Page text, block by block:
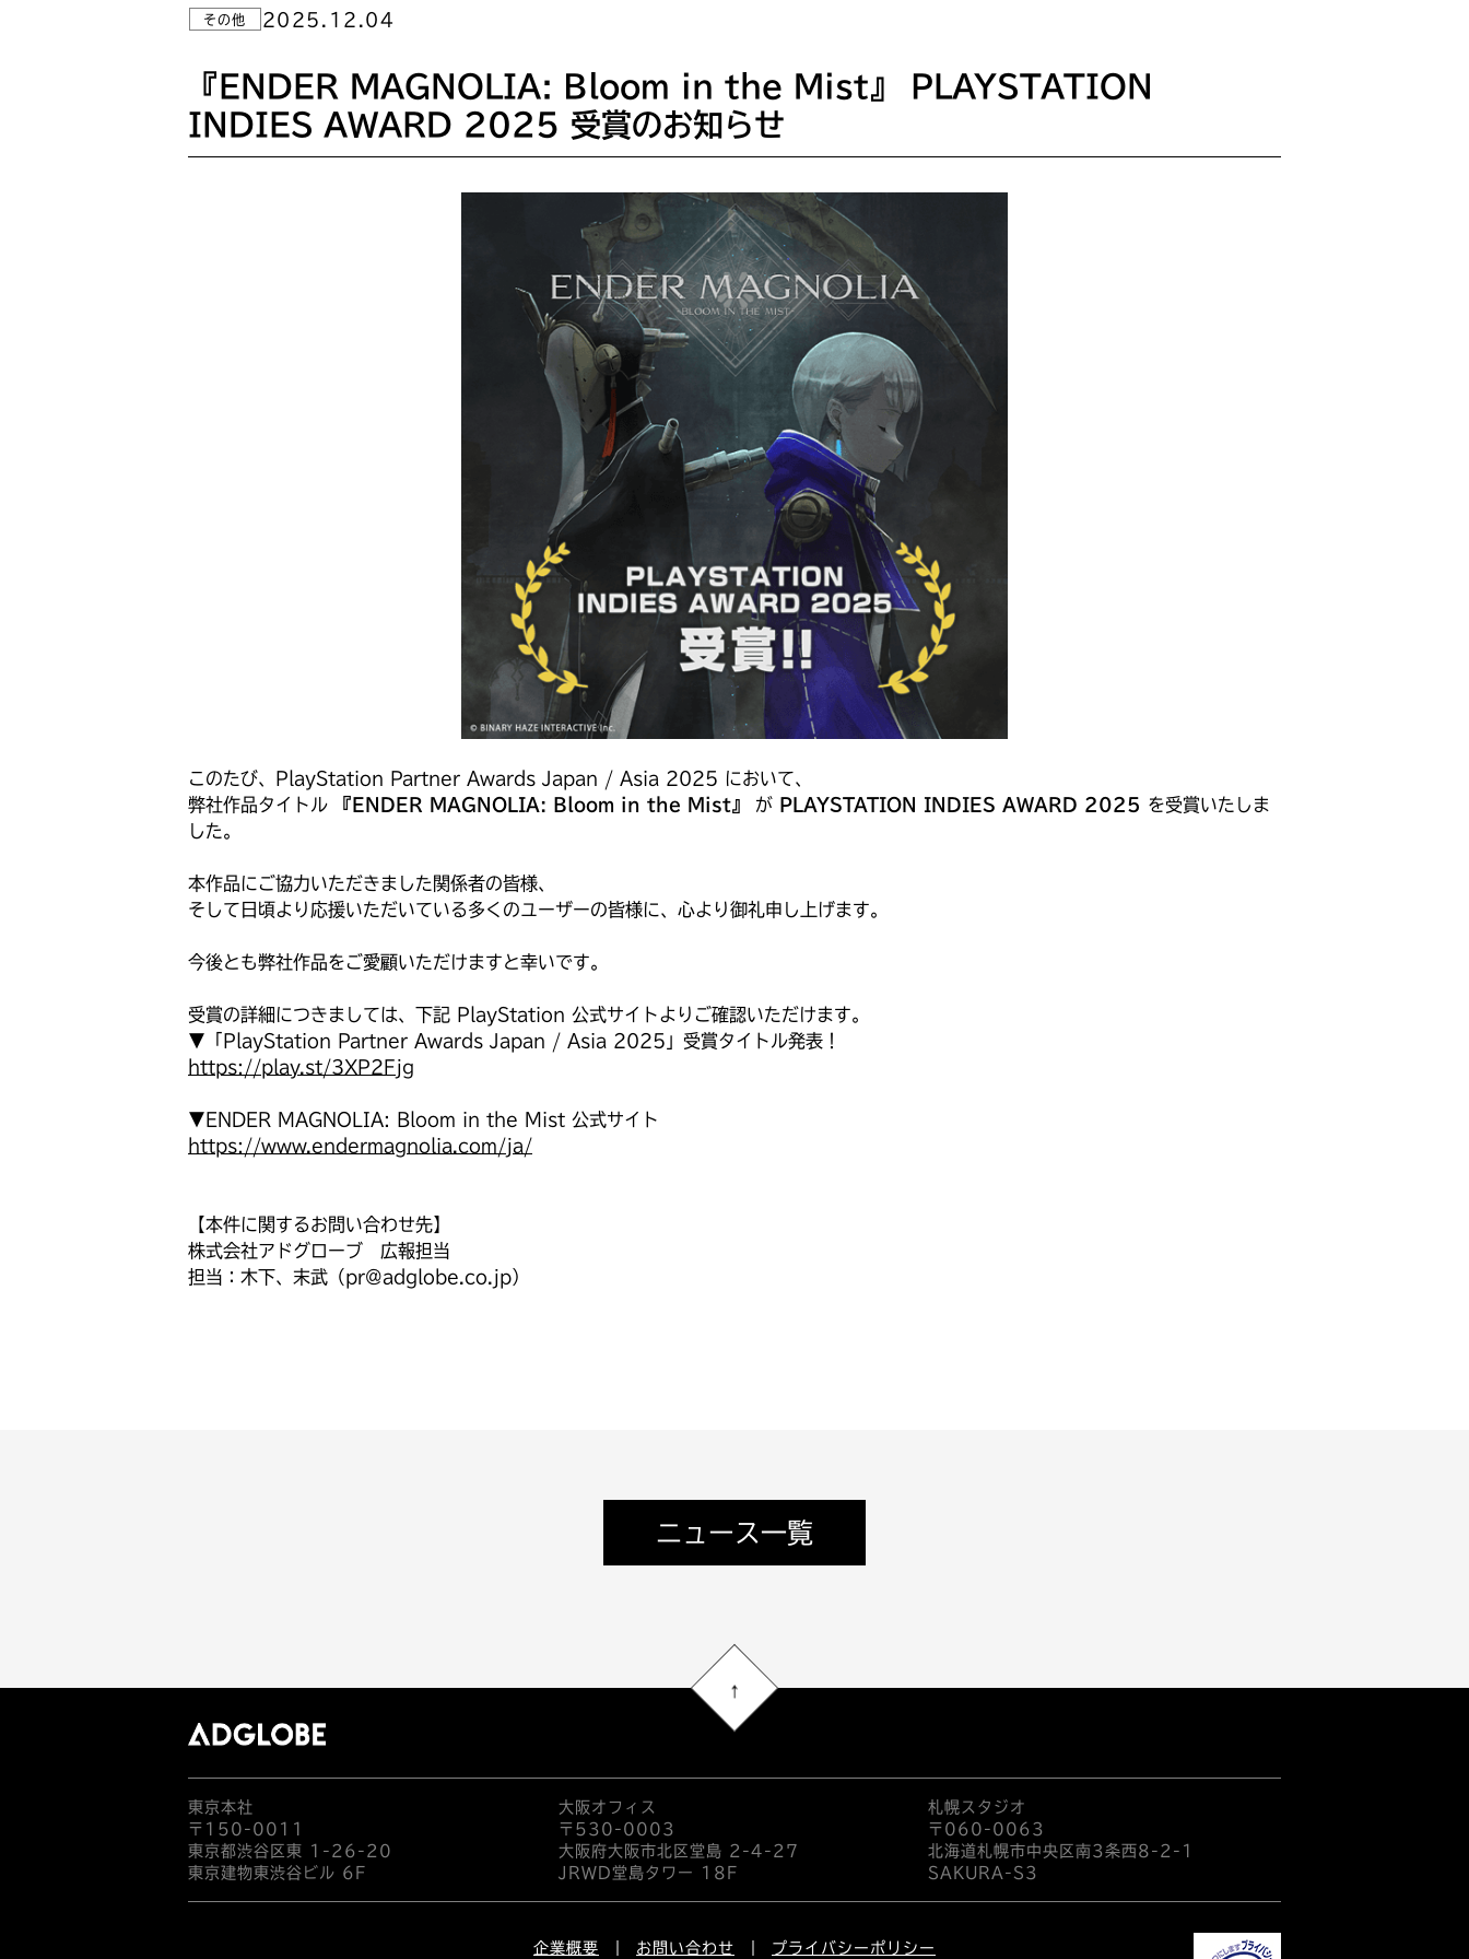
その他 2025.12.04
『ENDER MAGNOLIA: Bloom in the Mist』 PLAYSTATION
INDIES AWARD 2025 受賞のお知らせ
このたび、PlayStation Partner Awards Japan / Asia 2025 において、
弊社作品タイトル
『ENDER MAGNOLIA: Bloom in the Mist』 が PLAYSTATION INDIES AWARD 2025 を受賞いたしま
した。
本作品にご協力いただきました関係者の皆様、
そして日頃より応援いただいている多くのユーザーの皆様に、心より御礼申し上げます。
今後とも弊社作品をご愛顧いただけますと幸いです。
受賞の詳細につきましては、下記 PlayStation 公式サイトよりご確認いただけます。
▼「PlayStation Partner Awards Japan / Asia 2025」受賞タイトル発表！
https://play.st/3XP2Fjg
▼ENDER MAGNOLIA: Bloom in the Mist 公式サイト
https://www.endermagnolia.com/ja/
【本件に関するお問い合わせ先】
株式会社アドグローブ 広報担当
担当：木下、末武（pr@adglobe.co.jp）
ニュース一覧
東京本社
〒150-0011
東京都渋谷区東 1-26-20
東京建物東渋谷ビル 6F
大阪オフィス
〒530-0003
大阪府大阪市北区堂島 2-4-27
JRWD堂島タワー 18F
札幌スタジオ
〒060-0063
北海道札幌市中央区南3条西 8-2-1
SAKURA-S3
企業概要 お問い合わせ プライバシーポリシー